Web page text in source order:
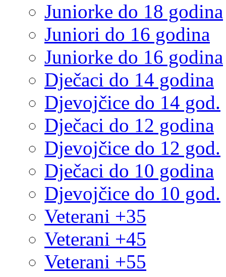
Juniorke do 18 godina
Juniori do 16 godina
Juniorke do 16 godina
Dječaci do 14 godina
Djevojčice do 14 god.
Dječaci do 12 godina
Djevojčice do 12 god.
Dječaci do 10 godina
Djevojčice do 10 god.
Veterani +35
Veterani +45
Veterani +55